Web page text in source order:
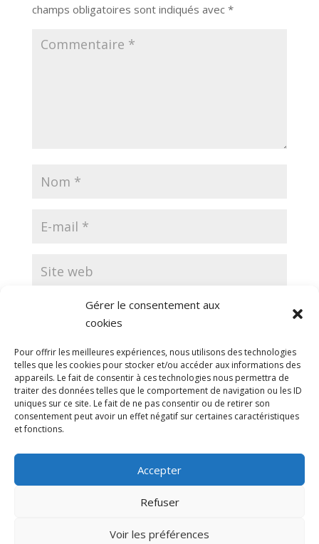
Gérer le consentement aux
cookies
Pour offrir les meilleures expériences, nous utilisons des technologies
telles que les cookies pour stocker et/ou accéder aux informations des
appareils. Le fait de consentir à ces technologies nous permettra de
traiter des données telles que le comportement de navigation ou les ID
uniques sur ce site. Le fait de ne pas consentir ou de retirer son
consentement peut avoir un effet négatif sur certaines caractéristiques
et fonctions.
Accepter
Refuser
Voir les préférences
champs obligatoires sont indiqués avec *
Enregistrer mon nom, mon e-mail et mon site
dans le navigateur pour mon prochain commentaire.
Ce site utilise Akismet pour réduire les indésirables.
En savoir plus sur la façon dont les données de vos
commentaires sont traitées.